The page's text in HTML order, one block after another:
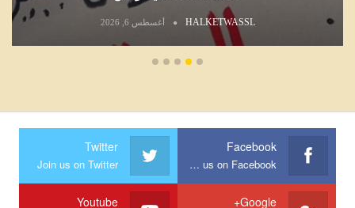
HALKETWASSL أغسطس 6, 2026
Facebook
Join us on Facebook
Twitter
Join us on Twitter
Google+
Youtube